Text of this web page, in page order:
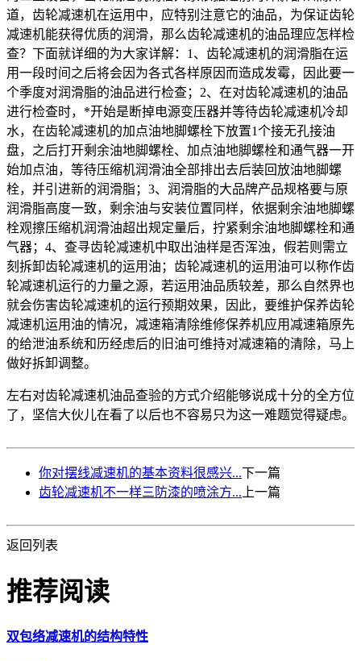
道，齿轮减速机在运用中，应特别注意它的油品，为保证齿轮
减速机能获得优质的润滑，那么齿轮减速机的油品理应怎样检
查？下面就详细的为大家详解：1、齿轮减速机的润滑脂在运
用一段时间之后将会因为各式各样原因而造成发霉，因此要一
个季度对润滑脂的油品进行检查；2、在对齿轮减速机的油品
进行检查时，*开始是断掉电源变压器并等待齿轮减速机冷却
水，在齿轮减速机的加点油地脚螺栓下放置1个接无孔接油
盘，之后打开剩余油地脚螺栓、加点油地脚螺栓和通气器一开
始加点油，等待压缩机润滑油全部排出去后装回放油地脚螺
栓，并引进新的润滑脂；3、润滑脂的大品牌产品规格要与原
润滑脂高度一致，剩余油与安装位置同样，依据剩余油地脚螺
栓观擦压缩机润滑油超出规定量后，拧紧剩余油地脚螺栓和通
气器；4、查寻齿轮减速机中取出油样是否浑浊，假若则需立
刻拆卸齿轮减速机的运用油；齿轮减速机的运用油可以称作齿
轮减速机运行的力量之源，若运用油品质较差，那么自然界也
就会伤害齿轮减速机的运行预期效果，因此，要维护保养齿轮
减速机运用油的情况，减速箱清除维修保养机应用减速箱原先
的给泄油系统和历经虑后的旧油可维持对减速箱的清除，马上
做好拆卸调整。
左右对齿轮减速机油品查验的方式介绍能够说成十分的全方位
了，坚信大伙儿在看了以后也不容易只为这一难题觉得疑虑。
你对摆线减速机的基本资料很感兴...下一篇
齿轮减速机不一样三防漆的喷涂方... 上一篇
返回列表
推荐阅读
双包络减速机的结构特性